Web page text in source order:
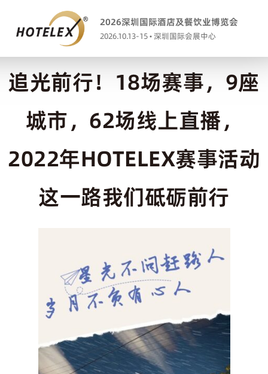
2026深圳国际酒店及餐饮业博览会
2026.10.13-15 • 深圳国际会展中心
追光前行！18场赛事，9座
城市，62场线上直播，
2022年HOTELEX赛事活动
这一路我们砥砺前行